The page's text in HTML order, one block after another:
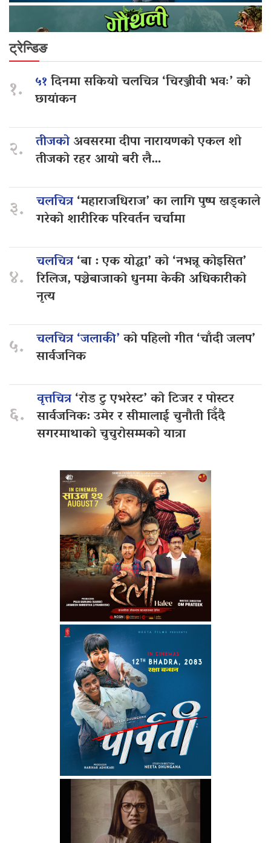
ट्रेन्डिङ
१. ५१दिनमा सकियो चलचित्र ‘चिरञ्जीवी भवः’ को
छायांकन
२. तीजकोअवसरमा दीपा नारायणको एकल शो
तीजको रहर आयो बरी लै…
३. चलचित्र‘महाराजधिराज’ का लागि पुष्प खड्काले
गरेको शारीरिक परिवर्तन चर्चामा
४.
चलचित्र‘बा : एक योद्धा’ को ‘नभन्नू कोइसित’
रिलिज, पञ्चेबाजाको धुनमा केकी अधिकारीको
नृत्य
५. चलचित्र ‘जलाकी’को पहिलो गीत ‘चाँदी जलप’
सार्वजनिक
६.
वृत्तचित्र‘रोड टु एभरेस्ट’ को टिजर र पोस्टर
सार्वजनिक: उमेर र सीमालाई चुनौती दिँदै
सगरमाथाको चुचुरोसम्मको यात्रा